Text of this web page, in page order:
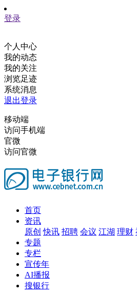
登录
个人中心
我的动态
我的关注
浏览足迹
系统消息
退出登录
移动端
访问手机端
官微
访问官微
首页
资讯
原创 快讯 招聘 会议 江湖 理财
专题
专栏
宣传年
AI播报
搜银行